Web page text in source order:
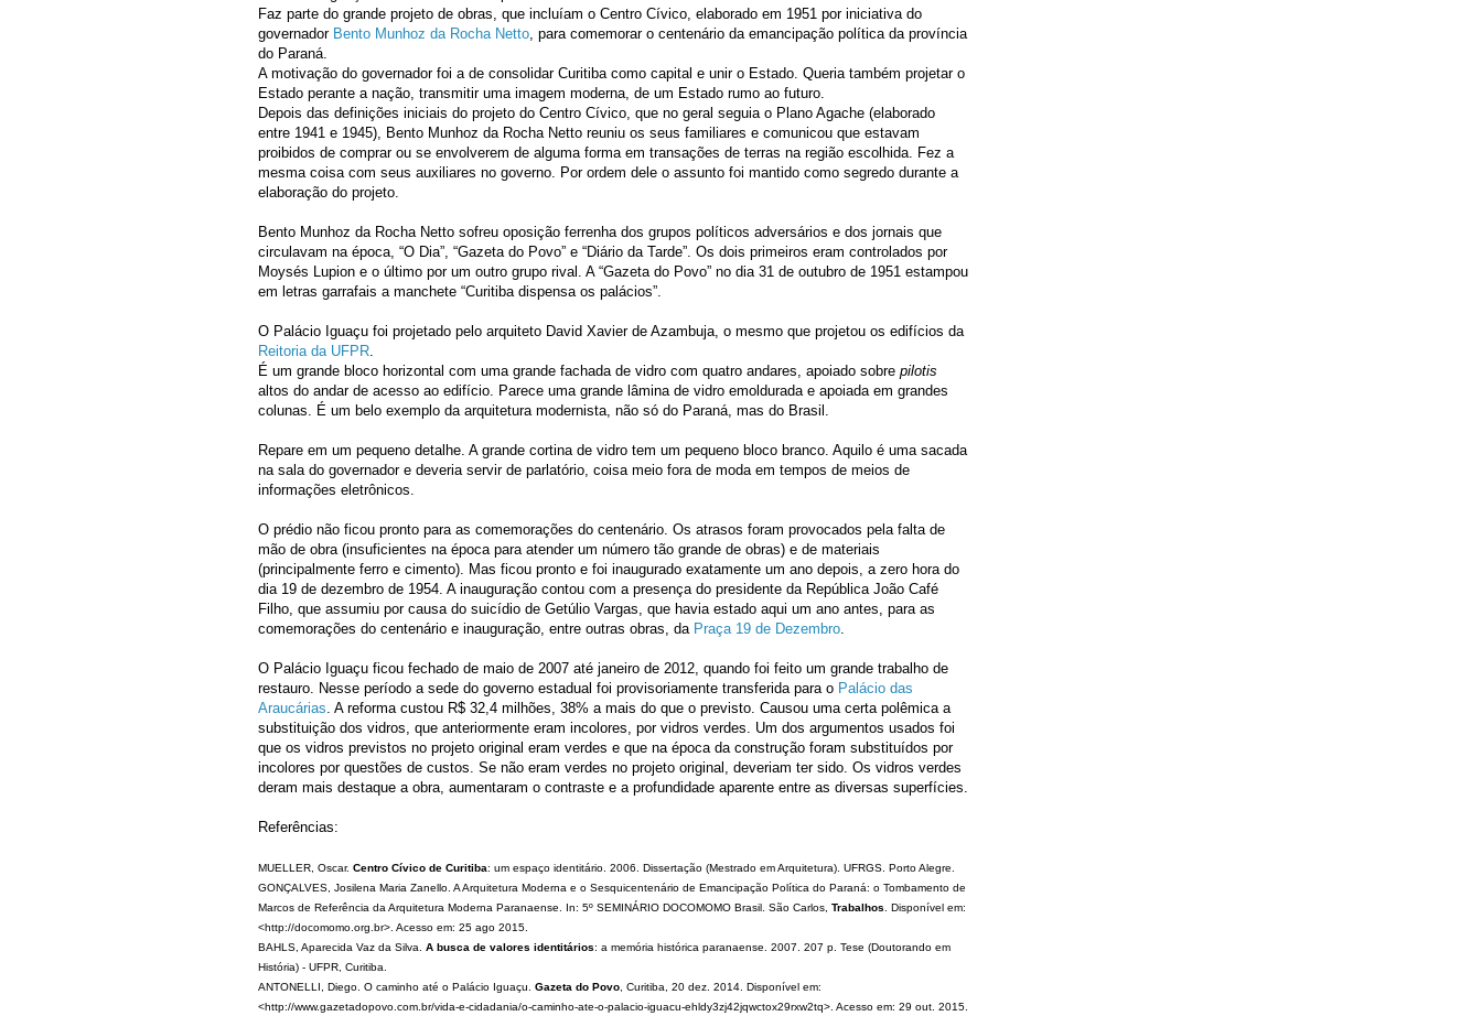
Faz parte do grande projeto de obras, que incluíam o Centro Cívico, elaborado em 1951 por iniciativa do
governador Bento Munhoz da Rocha Netto , para comemorar o centenário da emancipação política da província
do Paraná.
A motivação do governador foi a de consolidar Curitiba como capital e unir o Estado. Queria também projetar o
Estado perante a nação, transmitir uma imagem moderna, de um Estado rumo ao futuro.
Depois das definições iniciais do projeto do Centro Cívico, que no geral seguia o Plano Agache (elaborado
entre 1941 e 1945), Bento Munhoz da Rocha Netto reuniu os seus familiares e comunicou que estavam
proibidos de comprar ou se envolverem de alguma forma em transações de terras na região escolhida. Fez a
mesma coisa com seus auxiliares no governo. Por ordem dele o assunto foi mantido como segredo durante a
elaboração do projeto.
Bento Munhoz da Rocha Netto sofreu oposição ferrenha dos grupos políticos adversários e dos jornais que
circulavam na época, “O Dia”, “Gazeta do Povo” e “Diário da Tarde”. Os dois primeiros eram controlados por
Moysés Lupion e o último por um outro grupo rival. A “Gazeta do Povo” no dia 31 de outubro de 1951 estampou
em letras garrafais a manchete “Curitiba dispensa os palácios”.
O Palácio Iguaçu foi projetado pelo arquiteto David Xavier de Azambuja, o mesmo que projetou os edifícios da
Reitoria da UFPR
É um grande bloco horizontal com uma grande fachada de vidro com quatro andares, apoiado sobre pilotis
altos do andar de acesso ao edifício. Parece uma grande lâmina de vidro emoldurada e apoiada em grandes
colunas. É um belo exemplo da arquitetura modernista, não só do Paraná, mas do Brasil.
Repare em um pequeno detalhe. A grande cortina de vidro tem um pequeno bloco branco. Aquilo é uma sacada
na sala do governador e deveria servir de parlatório, coisa meio fora de moda em tempos de meios de
informações eletrônicos.
O prédio não ficou pronto para as comemorações do centenário. Os atrasos foram provocados pela falta de
mão de obra (insuficientes na época para atender um número tão grande de obras) e de materiais
(principalmente ferro e cimento). Mas ficou pronto e foi inaugurado exatamente um ano depois, a zero hora do
dia 19 de dezembro de 1954. A inauguração contou com a presença do presidente da República João Café
Filho, que assumiu por causa do suicídio de Getúlio Vargas, que havia estado aqui um ano antes, para as
comemorações do centenário e inauguração, entre outras obras, da Praça 19 de Dezembro
O Palácio Iguaçu ficou fechado de maio de 2007 até janeiro de 2012, quando foi feito um grande trabalho de
restauro. Nesse período a sede do governo estadual foi provisoriamente transferida para o Palácio das
Araucárias . A reforma custou R$ 32,4 milhões, 38% a mais do que o previsto. Causou uma certa polêmica a
substituição dos vidros, que anteriormente eram incolores, por vidros verdes. Um dos argumentos usados foi
que os vidros previstos no projeto original eram verdes e que na época da construção foram substituídos por
incolores por questões de custos. Se não eram verdes no projeto original, deveriam ter sido. Os vidros verdes
deram mais destaque a obra, aumentaram o contraste e a profundidade aparente entre as diversas superfícies.
Referências:
MUELLER, Oscar. Centro Cívico de Curitiba: um espaço identitário. 2006. Dissertação (Mestrado em Arquitetura). UFRGS. Porto Alegre.
GONÇALVES, Josilena Maria Zanello. A Arquitetura Moderna e o Sesquicentenário de Emancipação Política do Paraná: o Tombamento de
Marcos de Referência da Arquitetura Moderna Paranaense. In: 5º SEMINÁRIO DOCOMOMO Brasil. São Carlos, Trabalhos . Disponível em:
<http://docomomo.org.br>. Acesso em: 25 ago 2015.
BAHLS, Aparecida Vaz da Silva. A busca de valores identitários: a memória histórica paranaense. 2007. 207 p. Tese (Doutorando em
História) - UFPR, Curitiba.
ANTONELLI, Diego. O caminho até o Palácio Iguaçu. Gazeta do Povo , Curitiba, 20 dez. 2014. Disponível em:
<http://www.gazetadopovo.com.br/vida-e-cidadania/o-caminho-ate-o-palacio-iguacu-ehldy3zj42jqwctox29rxw2tq>. Acesso em: 29 out. 2015.